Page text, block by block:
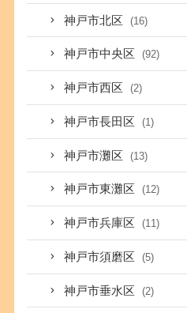
神戸市北区 (16)
神戸市中央区 (92)
神戸市西区 (2)
神戸市長田区 (1)
神戸市灘区 (13)
神戸市東灘区 (12)
神戸市兵庫区 (11)
神戸市須磨区 (5)
神戸市垂水区 (2)